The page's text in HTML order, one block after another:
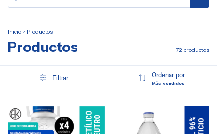
Inicio > Productos
Productos 72 productos
Filtrar Ordenar por:
Más vendidos